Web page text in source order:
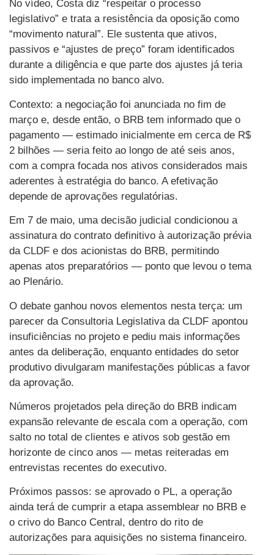
No vídeo, Costa diz “respeitar o processo
legislativo” e trata a resistência da oposição como
“movimento natural”. Ele sustenta que ativos,
passivos e “ajustes de preço” foram identificados
durante a diligência e que parte dos ajustes já teria
sido implementada no banco alvo.
Contexto: a negociação foi anunciada no fim de
março e, desde então, o BRB tem informado que o
pagamento — estimado inicialmente em cerca de R$
2 bilhões — seria feito ao longo de até seis anos,
com a compra focada nos ativos considerados mais
aderentes à estratégia do banco. A efetivação
depende de aprovações regulatórias.
Em 7 de maio, uma decisão judicial condicionou a
assinatura do contrato definitivo à autorização prévia
da CLDF e dos acionistas do BRB, permitindo
apenas atos preparatórios — ponto que levou o tema
ao Plenário.
O debate ganhou novos elementos nesta terça: um
parecer da Consultoria Legislativa da CLDF apontou
insuficiências no projeto e pediu mais informações
antes da deliberação, enquanto entidades do setor
produtivo divulgaram manifestações públicas a favor
da aprovação.
Números projetados pela direção do BRB indicam
expansão relevante de escala com a operação, com
salto no total de clientes e ativos sob gestão em
horizonte de cinco anos — metas reiteradas em
entrevistas recentes do executivo.
Próximos passos: se aprovado o PL, a operação
ainda terá de cumprir a etapa assemblear no BRB e
o crivo do Banco Central, dentro do rito de
autorizações para aquisições no sistema financeiro.